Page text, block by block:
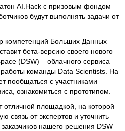
AI.Hack с призовым фондом
будут выполнять задачи от
компетенций Больших Данных
бета-версию своего нового
(DSW) – облачного сервиса
команды Data Scientists. На
пообщаться с участниками
ознакомиться с прототипом.
площадкой, на которой
связь от экспертов и уточнить
нашего решения DSW –